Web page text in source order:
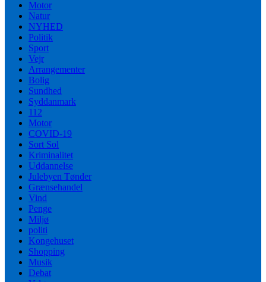
Motor
Natur
NYHED
Politik
Sport
Vejr
Arrangementer
Bolig
Sundhed
Syddanmark
112
Motor
COVID-19
Sort Sol
Kriminalitet
Uddannelse
Julebyen Tønder
Grænsehandel
Vind
Penge
Miljø
politi
Kongehuset
Shopping
Musik
Debat